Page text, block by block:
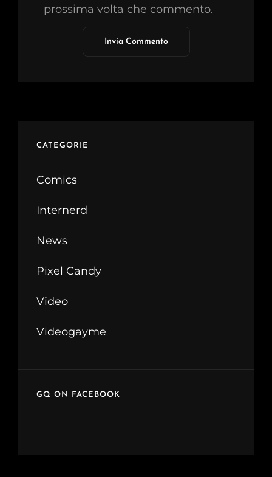
prossima volta che commento.
CATEGORIE
Comics
Internerd
News
Pixel Candy
Video
Videogayme
GQ ON FACEBOOK